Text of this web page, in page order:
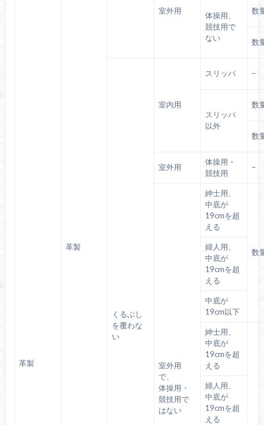
革製
革製
室外用
体操用、
競技用で
ない
数
数
くるぶし
を覆わな
い
室内用
スリッパ –
スリッパ
以外
数
数
室外用
体操用・
競技用
–
室外用
で、
体操用・
競技用で
はない
紳士用、
中底が
19cmを超
える
数
婦人用、
中底が
19cmを超
える
中底が
19cm以下
紳士用、
中底が
19cmを超
える
婦人用、
中底が
19cmを超
える